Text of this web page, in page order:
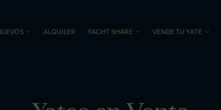
ALQUILER YACHT SHARE VENDE TU YATE